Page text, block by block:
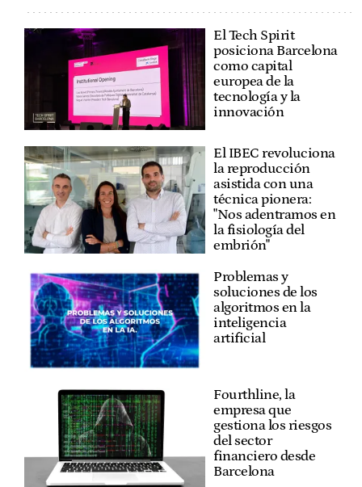
El Tech Spirit
posiciona Barcelona
como capital
europea de la
tecnología y la
innovación
El IBEC revoluciona
la reproducción
asistida con una
técnica pionera:
"Nos adentramos en
la fisiología del
embrión"
Problemas y
soluciones de los
algoritmos en la
inteligencia
artificial
Fourthline, la
empresa que
gestiona los riesgos
del sector
financiero desde
Barcelona